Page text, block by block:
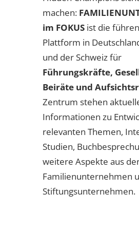
machen:
im FOKUS ist die
Plattform in
und der Schweiz für
Führungskräfte,
Beiräte und
Zentrum stehen
Informationen zu
relevanten Themen,
Studien,
weitere Aspekte aus
Familienunternehmen
Stiftungsunternehmen.